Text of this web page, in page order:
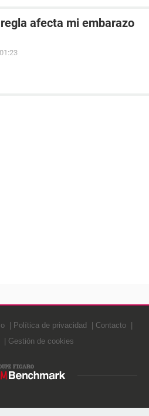
afecta mi embarazo
Política de privacidad
Contacto
Gestión de cookies